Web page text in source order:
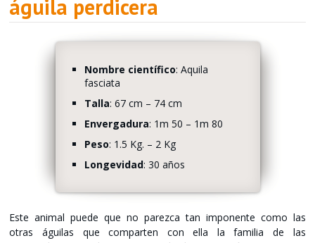
águila perdicera
Nombre científico: Aquila
fasciata
Talla: 67 cm – 74 cm
Envergadura: 1m 50 – 1m 80
Peso: 1.5 Kg. – 2 Kg
Longevidad: 30 años
Este animal puede que no parezca tan imponente como las
otras águilas que comparten con ella la familia de las